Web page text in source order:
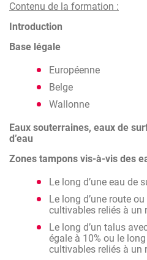
Contenu de la formation :
Introduction
Base légale
Européenne
Belge
Wallonne
Eaux souterraines, eaux de
d’eau
Zones tampons vis-à-vis des
Le long d’une eau de
Le long d’une route
cultivables reliés à un
Le long d’un talus
égale à 10% ou le
cultivables reliés à un